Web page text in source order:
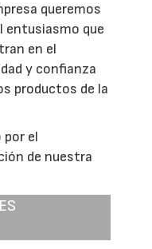
queremos
entusiasmo que
en el
y confianza
productos de la
el
de nuestra